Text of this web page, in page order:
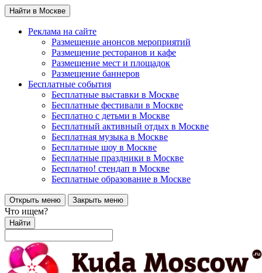
Найти в Москве
Реклама на сайте
Размещение анонсов мероприятий
Размещение ресторанов и кафе
Размещение мест и площадок
Размещение баннеров
Бесплатные события
Бесплатные выставки в Москве
Бесплатные фестивали в Москве
Бесплатно с детьми в Москве
Бесплатный активный отдых в Москве
Бесплатная музыка в Москве
Бесплатные шоу в Москве
Бесплатные праздники в Москве
Бесплатно! стендап в Москве
Бесплатные образование в Москве
Открыть меню Закрыть меню
Что ищем?
Найти